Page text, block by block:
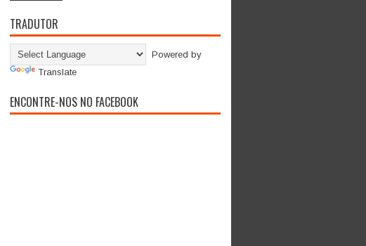
TRADUTOR
Powered by
Translate
ENCONTRE-NOS NO FACEBOOK